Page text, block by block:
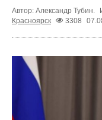
Автор: Александр Тубин.
Красноярск
3308